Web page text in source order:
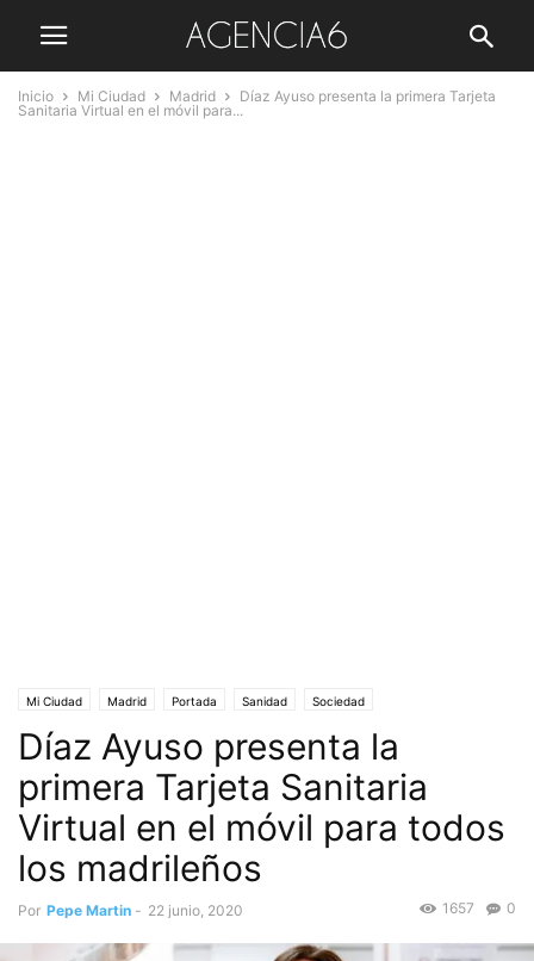
Inicio Mi Ciudad Madrid
Díaz Ayuso presenta la primera Tarjeta
Sanitaria Virtual en el móvil para...
Mi Ciudad Madrid Portada Sanidad Sociedad
Díaz Ayuso presenta la
primera Tarjeta Sanitaria
Virtual en el móvil para todos
los madrileños
Por Pepe Martin - 22 junio, 2020 0
1657